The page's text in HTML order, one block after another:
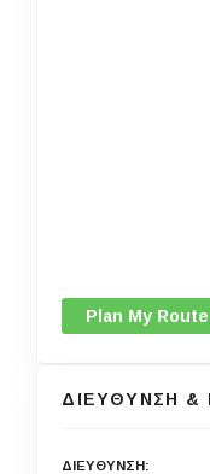
Plan My Route
ΔΙΕΥΘΥΝΣΗ &
ΔΙΕΥΘΥΝΣΗ